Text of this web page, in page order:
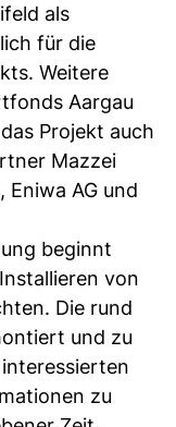
als
für die
Weitere
Aargau
Projekt auch
Mazzei
Eniwa AG und
beginnt
von
Die rund
und zu
zu